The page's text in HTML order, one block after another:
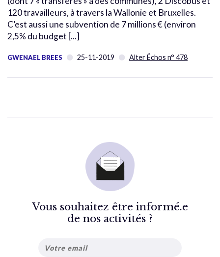
120 travailleurs, à travers la Wallonie et Bruxelles.
C’est aussi une subvention de 7 millions € (environ
2,5% du budget [...]
GWENAEL BREES 25-11-2019 Alter Échos n° 478
Vous souhaitez être informé.e
de nos activités ?